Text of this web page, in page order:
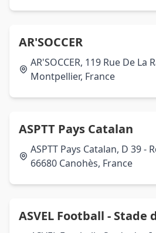
AR'SOCCER
AR'SOCCER, 119 Rue De La
Montpellier, France
ASPTT Pays Catalan
ASPTT Pays Catalan, D 39 -
66680 Canohès, France
ASVEL Football - Stade